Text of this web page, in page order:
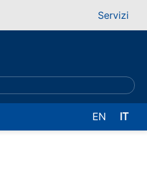
Servizi
EN IT